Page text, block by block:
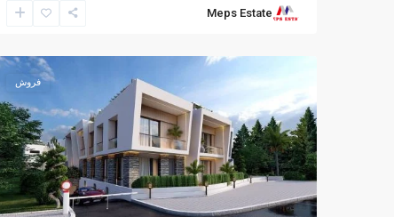
Meps EstateAlsancak,
فروش